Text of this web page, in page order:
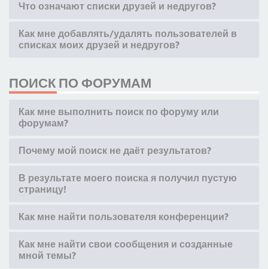
Что означают списки друзей и недругов?
Как мне добавлять/удалять пользователей в
списках моих друзей и недругов?
ПОИСК ПО ФОРУМАМ
Как мне выполнить поиск по форуму или
форумам?
Почему мой поиск не даёт результатов?
В результате моего поиска я получил пустую
страницу!
Как мне найти пользователя конференции?
Как мне найти свои сообщения и созданные
мной темы?